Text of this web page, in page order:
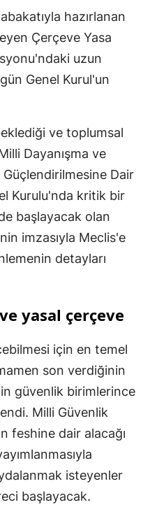
hazırlanan
Çerçeve Yasa
uzun
Genel Kurul'un
ve toplumsal
Dayanışma ve
Dair
Kurulu'nda kritik bir
başlayacak olan
imzasıyla Meclis'e
detayları
yasal çerçeve
için en temel
son verdiğinin
güvenlik birimlerince
Milli Güvenlik
feshine dair alacağı
isteyenler
başlayacak.